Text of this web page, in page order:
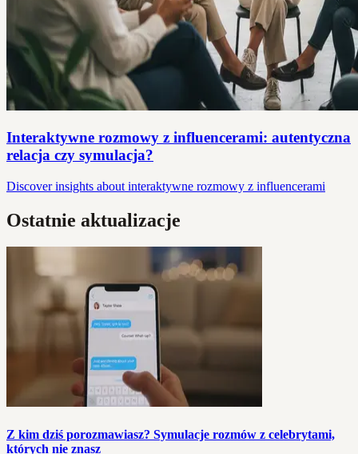
Interaktywne rozmowy z influencerami: autentyczna
relacja czy symulacja?
Discover insights about interaktywne rozmowy z influencerami
Ostatnie aktualizacje
Z kim dziś porozmawiasz? Symulacje rozmów z celebrytami,
których nie znasz